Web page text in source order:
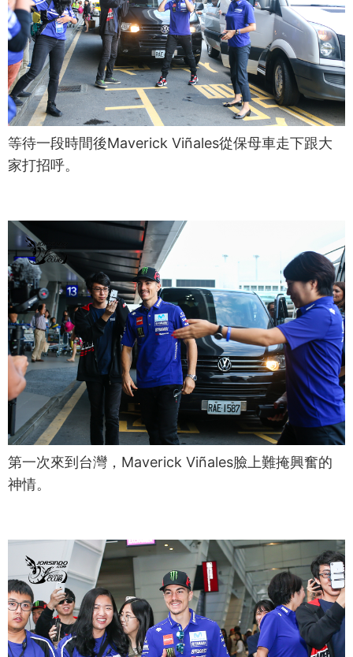
等待一段時間後Maverick Viñales從保母車走下跟大
家打招呼。
第一次來到台灣，Maverick Viñales臉上難掩興奮的
神情。